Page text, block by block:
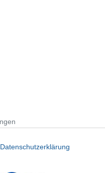
Datenschutzerklärung